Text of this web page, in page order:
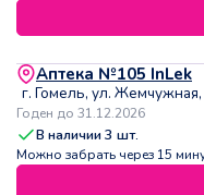
Аптека №105 InLek
г. Гомель, ул.
Годен до 31.12.2026
В наличии3 шт.
Можно забрать через 15